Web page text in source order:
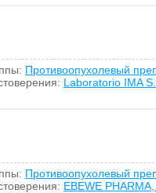
Противоопухолевый
Laboratorio IMA
Противоопухолевый
EBEWE